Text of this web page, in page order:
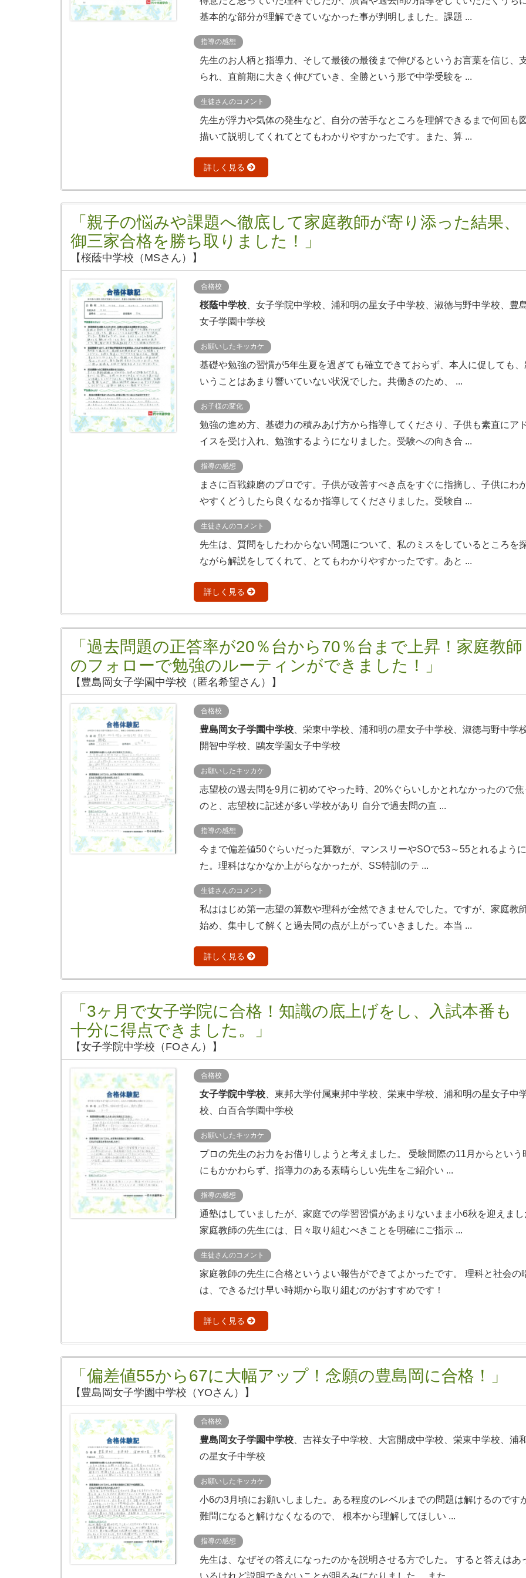
基本的な部分が理解できていなかった事が判明しました。課題 ...
指導の感想
先生のお人柄と指導力、そして最後の最後まで伸びるというお言葉を信じ、
られ、直前期に大きく伸びていき、全勝という形で中学受験を ...
生徒さんのコメント
先生が浮力や気体の発生など、自分の苦手なところを理解できるまで何回も
描いて説明してくれてとてもわかりやすかったです。また、算 ...
詳しく見る
「親子の悩みや課題へ徹底して家庭教師が寄り添った結果、
御三家合格を勝ち取りました！」
【桜蔭中学校（MSさん）】
合格校
桜蔭中学校 、女子学院中学校、浦和明の星女子中学校、淑徳与野中学校、豊
女子学園中学校
お願いしたキッカケ
基礎や勉強の習慣が5年生夏を過ぎても確立できておらず、本人に促しても
いうことはあまり響いていない状況でした。共働きのため、 ...
お子様の変化
勉強の進め方、基礎力の積みあげ方から指導してくださり、子供も素直にア
イスを受け入れ、勉強するようになりました。受験への向き合 ...
指導の感想
まさに百戦錬磨のプロです。子供が改善すべき点をすぐに指摘し、子供にわ
やすくどうしたら良くなるか指導してくださりました。受験自 ...
生徒さんのコメント
先生は、質問をしたわからない問題について、私のミスをしているところを
ながら解説をしてくれて、とてもわかりやすかったです。あと ...
詳しく見る
「過去問題の正答率が20％台から70％台まで上昇！家庭教師
のフォローで勉強のルーティンができました！」
【豊島岡女子学園中学校（匿名希望さん）】
合格校
豊島岡女子学園中学校 、栄東中学校、浦和明の星女子中学校、淑徳与野中学校
開智中学校、鷗友学園女子中学校
お願いしたキッカケ
志望校の過去問を9月に初めてやった時、20%ぐらいしかとれなかったので焦
のと、志望校に記述が多い学校があり 自分で過去問の直 ...
指導の感想
今まで偏差値50ぐらいだった算数が、マンスリーやSOで53～55とれるよう
た。理科はなかなか上がらなかったが、SS特訓のテ ...
生徒さんのコメント
私ははじめ第一志望の算数や理科が全然できませんでした。ですが、家庭教
始め、集中して解くと過去問の点が上がっていきました。本当 ...
詳しく見る
「3ヶ月で女子学院に合格！知識の底上げをし、入試本番も
十分に得点できました。」
【女子学院中学校（FOさん）】
合格校
女子学院中学校 、東邦大学付属東邦中学校、栄東中学校、浦和明の星女子中
校、白百合学園中学校
お願いしたキッカケ
プロの先生のお力をお借りしようと考えました。 受験間際の11月からという
にもかかわらず、指導力のある素晴らしい先生をご紹介い ...
指導の感想
通塾はしていましたが、家庭での学習習慣があまりないまま小6秋を迎えまし
家庭教師の先生には、日々取り組むべきことを明確にご指示 ...
生徒さんのコメント
家庭教師の先生に合格というよい報告ができてよかったです。 理科と社会の
は、できるだけ早い時期から取り組むのがおすすめです！
詳しく見る
「偏差値55から67に大幅アップ！念願の豊島岡に合格！」
【豊島岡女子学園中学校（YOさん）】
合格校
豊島岡女子学園中学校 、吉祥女子中学校、大宮開成中学校、栄東中学校、浦
の星女子中学校
お願いしたキッカケ
小6の3月頃にお願いしました。ある程度のレベルまでの問題は解けるのです
難問になると解けなくなるので、 根本から理解してほしい ...
指導の感想
先生は、なぜその答えになったのかを説明させる方でした。 すると答えはあ